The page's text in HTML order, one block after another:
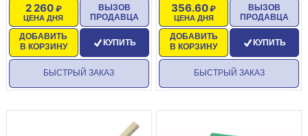
ЦЕНА ДНЯ
2 260
ДОБАВИТЬ
В КОРЗИНУ
ВЫЗОВ
ПРОДАВЦА
КУПИТЬ
БЫСТРЫЙ ЗАКАЗ
ЦЕНА ДНЯ
356.60
ДОБАВИТЬ
В КОРЗИНУ
ВЫЗОВ
ПРОДАВЦА
КУПИТЬ
БЫСТРЫЙ ЗАКАЗ